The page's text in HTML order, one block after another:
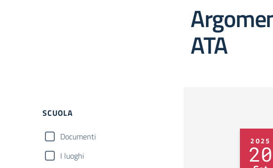
ATA
Filtri
SCUOLA
Documenti
I luoghi
2025
20